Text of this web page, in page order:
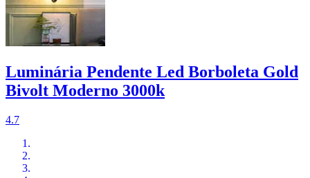
Luminária Pendente Led Borboleta Gold
Bivolt Moderno 3000k
4.7